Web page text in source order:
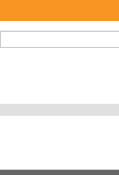
FORMULAIRE DE